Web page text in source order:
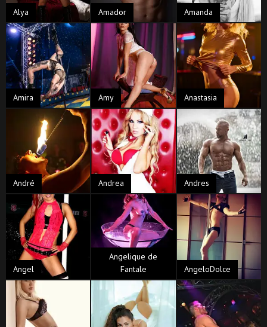
Alya Amador Amanda
Amira Amy Anastasia
André Andrea Andres
Angel
Angelique de
Fantale
AngeloDolce